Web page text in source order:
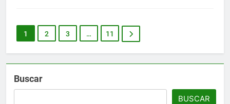
1 2 3 … 11
Buscar
BUSCAR